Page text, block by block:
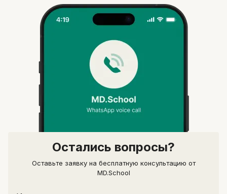
Остались вопросы?
Оставьте заявку на бесплатную консультацию от
MD.School